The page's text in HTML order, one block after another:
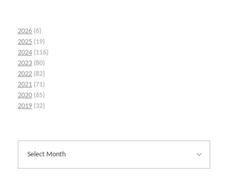
2026 (6)
2025 (19)
2024 (116)
2023 (80)
2022 (82)
2021 (71)
2020 (65)
2019 (32)